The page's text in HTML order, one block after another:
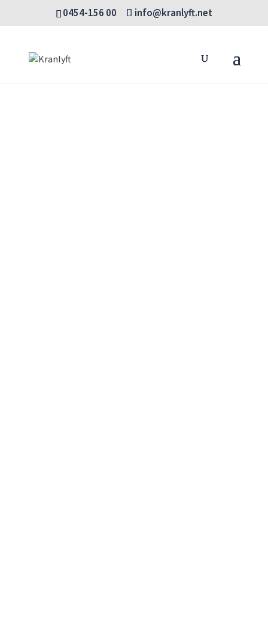
0454-156 00 info@kranlyft.net